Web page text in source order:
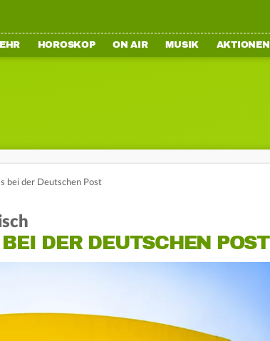
HOROSKOP ON AIR MUSIK AKTIONEN
bei der Deutschen Post
DER DEUTSCHEN POST